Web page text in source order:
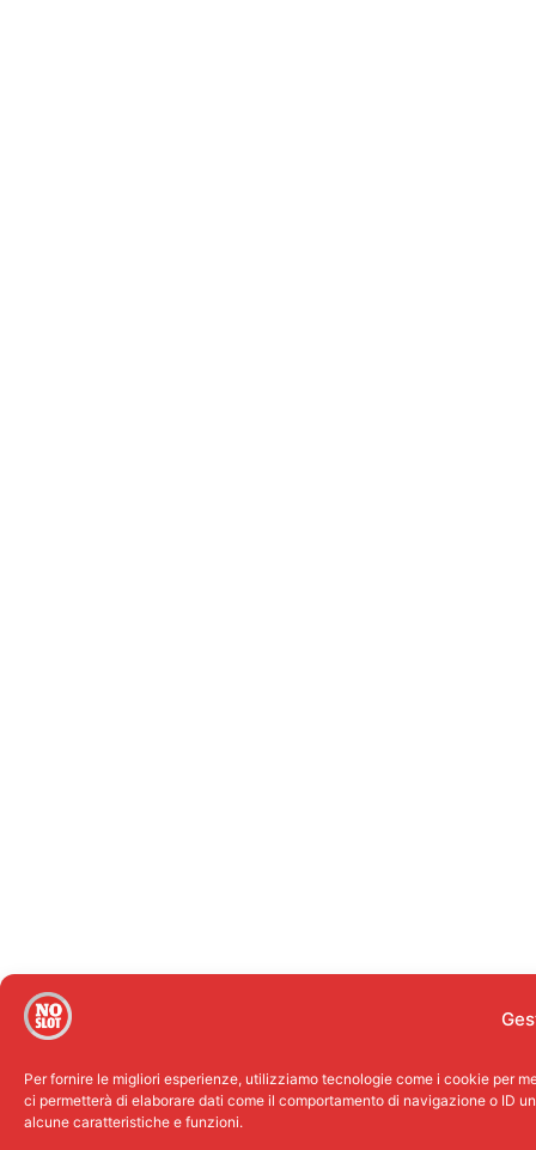
Per fornire le migliori esperienze, utilizziamo tecnologie come i cookie per
ci permetterà di elaborare dati come il comportamento di navigazione o ID
alcune caratteristiche e funzioni.